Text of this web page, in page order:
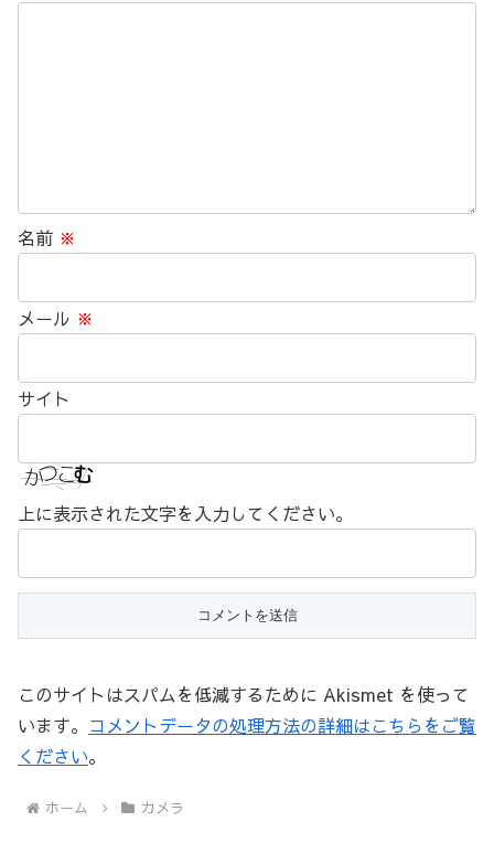
名前 ※
メール ※
サイト
上に表示された文字を入力してください。
このサイトはスパムを低減するために Akismet を使って
います。 コメントデータの処理方法の詳細はこちらをご覧
ください。
ホーム カメラ